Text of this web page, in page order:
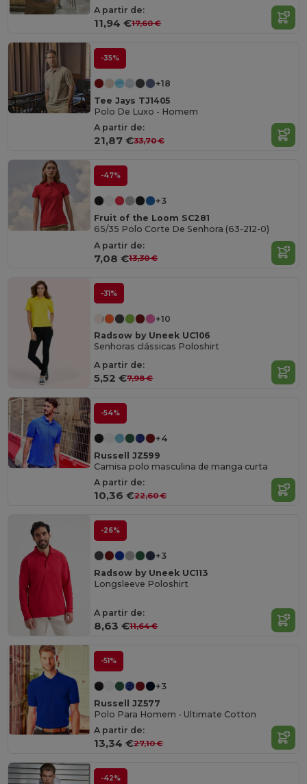
A partir de:
11,94 €17,60 €
-35%
+18
Tee Jays TJ1405
Polo De Luxo - Homem
A partir de:
21,87 €33,70 €
-47%
+3
Fruit of the Loom SC281
65/35 Polo Corte De Senhora (63-212-0)
A partir de:
7,08 €13,30 €
-31%
+10
Radsow by Uneek UC106
Senhoras clássicas Poloshirt
A partir de:
5,52 €7,98 €
-54%
+4
Russell JZ599
Camisa polo masculina de manga curta
A partir de:
10,36 €22,60 €
-26%
+3
Radsow by Uneek UC113
Longsleeve Poloshirt
A partir de:
8,63 €11,64 €
-51%
+3
Russell JZ577
Polo Para Homem - Ultimate Cotton
A partir de:
13,34 €27,10 €
-42%